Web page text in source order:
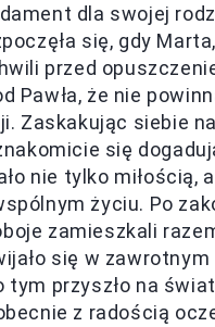
dla swojej
się, gdy
przed
Pawła, że nie
Zaskakując siebie
się
nie tylko miłością,
życiu. Po
zamieszkali
się w
tym przyszło na
z radością